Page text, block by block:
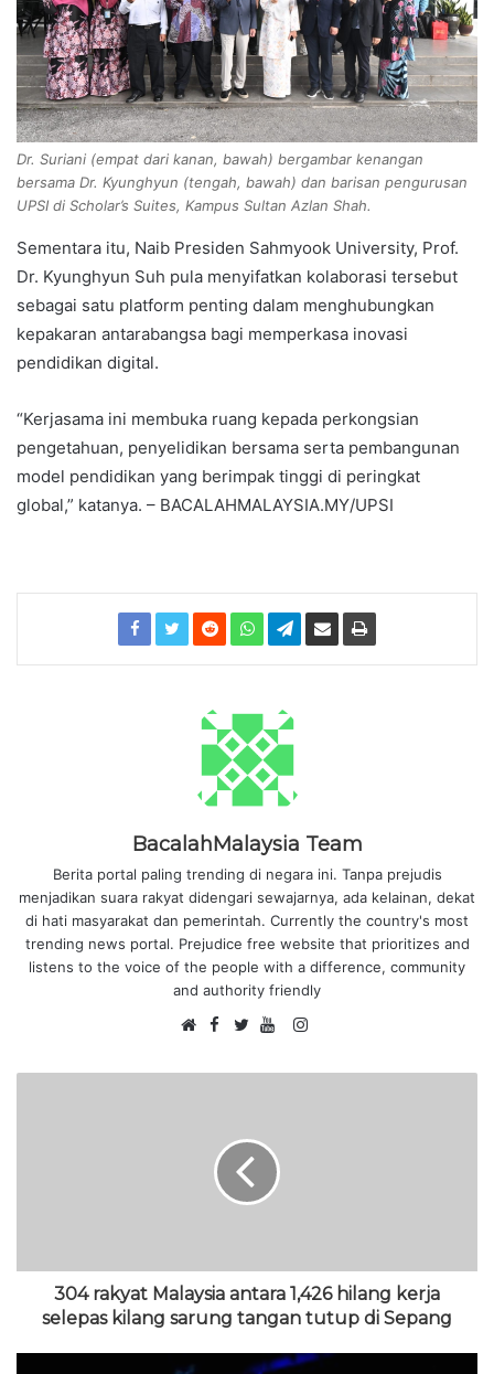
Dr. Suriani (empat dari kanan, bawah) bergambar kenangan
bersama Dr. Kyunghyun (tengah, bawah) dan barisan pengurusan
UPSI di Scholar’s Suites, Kampus Sultan Azlan Shah.
Sementara itu, Naib Presiden Sahmyook University, Prof.
Dr. Kyunghyun Suh pula menyifatkan kolaborasi tersebut
sebagai satu platform penting dalam menghubungkan
kepakaran antarabangsa bagi memperkasa inovasi
pendidikan digital.
“Kerjasama ini membuka ruang kepada perkongsian
pengetahuan, penyelidikan bersama serta pembangunan
model pendidikan yang berimpak tinggi di peringkat
global,” katanya. – BACALAHMALAYSIA.MY/UPSI
BacalahMalaysia Team
Berita portal paling trending di negara ini. Tanpa prejudis
menjadikan suara rakyat didengari sewajarnya, ada kelainan, dekat
di hati masyarakat dan pemerintah. Currently the country's most
trending news portal. Prejudice free website that prioritizes and
listens to the voice of the people with a difference, community
and authority friendly
e
F
c
o
o
k
w
t
e
o
b
e
I
s
304 rakyat Malaysia antara 1,426 hilang kerja
selepas kilang sarung tangan tutup di Sepang